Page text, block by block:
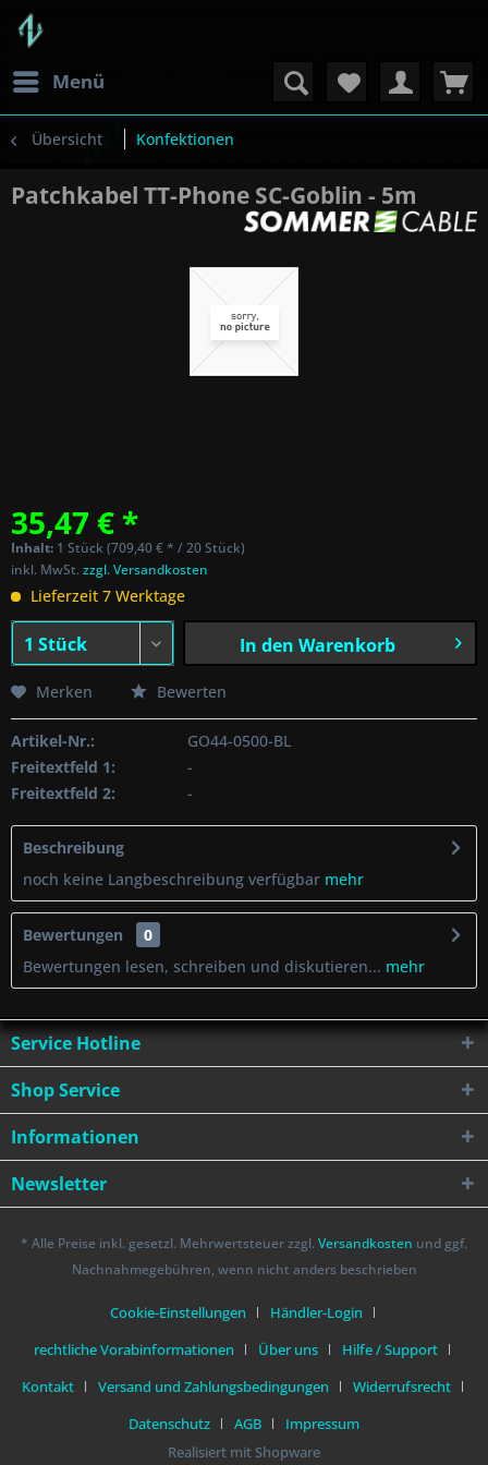
Menü
Übersicht Konfektionen
Patchkabel TT-Phone SC-Goblin - 5m
35,47 € *
Inhalt: 1 Stück (709,40 € * / 20 Stück)
inkl. MwSt.zzgl. Versandkosten
Lieferzeit 7 Werktage
In den Warenkorb
Merken Bewerten
Artikel-Nr.:
GO44-0500-BL
Freitextfeld 1:
-
Freitextfeld 2:
-
Beschreibung
noch keine Langbeschreibung verfügbar mehr
Bewertungen
0
Bewertungen lesen, schreiben und diskutieren... mehr
Service Hotline
Shop Service
Informationen
Newsletter
* Alle Preise inkl. gesetzl. Mehrwertsteuer zzgl. Versandkosten und ggf.
Nachnahmegebühren, wenn nicht anders beschrieben
Cookie-Einstellungen
Händler-Login
rechtliche Vorabinformationen
Über uns
Hilfe / Support
Kontakt
Versand und Zahlungsbedingungen
Widerrufsrecht
Datenschutz
AGB
Impressum
Realisiert mit Shopware